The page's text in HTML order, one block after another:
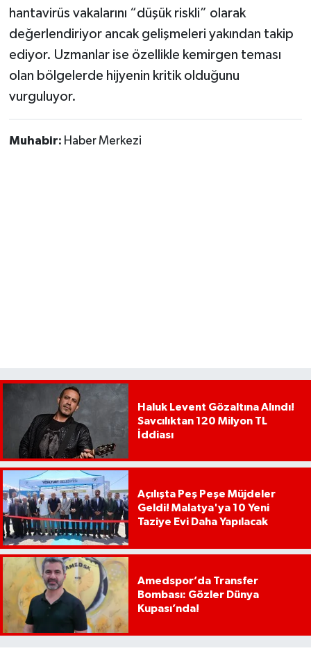
hantavirüs vakalarını “düşük riskli” olarak
değerlendiriyor ancak gelişmeleri yakından takip
ediyor. Uzmanlar ise özellikle kemirgen teması
olan bölgelerde hijyenin kritik olduğunu
vurguluyor.
Muhabir: Haber Merkezi
Haluk Levent Gözaltına Alındı!
Savcılıktan 120 Milyon TL
İddiası
Açılışta Peş Peşe Müjdeler
Geldi! Malatya'ya 10 Yeni
Taziye Evi Daha Yapılacak
Amedspor’da Transfer
Bombası: Gözler Dünya
Kupası’nda!